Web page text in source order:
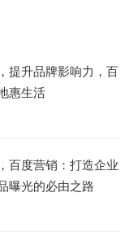
提升品牌影响力，百
惠生活
百度营销：打造企业
曝光的必由之路